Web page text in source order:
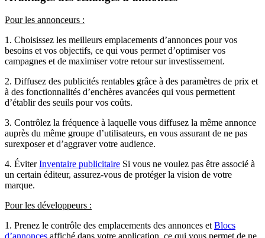
Pour les annonceurs :
1. Choisissez les meilleurs emplacements d’annonces pour vos
besoins et vos objectifs, ce qui vous permet d’optimiser vos
campagnes et de maximiser votre retour sur investissement.
2. Diffusez des publicités rentables grâce à des paramètres de prix et
à des fonctionnalités d’enchères avancées qui vous permettent
d’établir des seuils pour vos coûts.
3. Contrôlez la fréquence à laquelle vous diffusez la même annonce
auprès du même groupe d’utilisateurs, en vous assurant de ne pas
surexposer et d’aggraver votre audience.
4. ÉviterInventaire publicitaire Si vous ne voulez pas être associé à
un certain éditeur, assurez-vous de protéger la vision de votre
marque.
Pour les développeurs :
1. Prenez le contrôle des emplacements des annonces et Blocs